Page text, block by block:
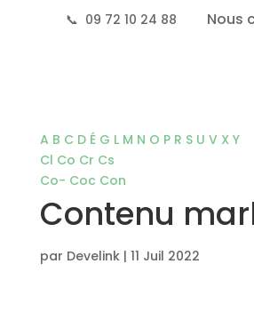
📞 09 72 10 24 88 Nous
A B C D É G L M N O P R S U V X Y
Cl Co Cr Cs
Co- Coc Con
Contenu
par Develink| 11 Juil 2022